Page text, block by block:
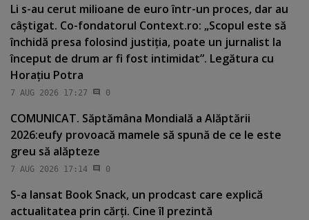
Li s-au cerut milioane de euro într-un proces, dar au
câştigat. Co-fondatorul Context.ro: „Scopul este să
închidă presa folosind justiţia, poate un jurnalist la
început de drum ar fi fost intimidat”. Legătura cu
Horaţiu Potra
7 AUG 2026 17:27 0
COMUNICAT. Săptămâna Mondială a Alăptării
2026:eufy provoacă mamele să spună de ce le este
greu să alăpteze
7 AUG 2026 17:14 0
S-a lansat Book Snack, un prodcast care explică
actualitatea prin cărţi. Cine îl prezintă